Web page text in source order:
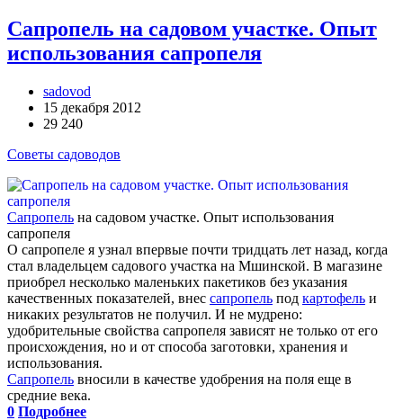
Сапропель на садовом участке. Опыт
использования сапропеля
sadovod
15 декабря 2012
29 240
Советы садоводов
Сапропель на садовом участке. Опыт использования
сапропеля
О сапропеле я узнал впервые почти тридцать лет назад, когда
стал владельцем садового участка на Мшинской. В магазине
приобрел несколько маленьких пакетиков без указания
качественных показателей, внес сапропель под картофель и
никаких результатов не получил. И не мудрено:
удобрительные свойства сапропеля зависят не только от его
происхождения, но и от способа заготовки, хранения и
использования.
Сапропель вносили в качестве удобрения на поля еще в
средние века.
0 Подробнее